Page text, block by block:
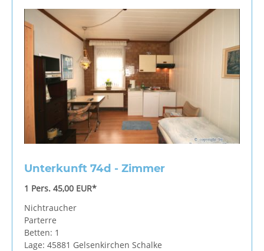
Unterkunft 74d - Zimmer
1 Pers. 45,00 EUR*
Nichtraucher
Parterre
Betten: 1
Lage: 45881 Gelsenkirchen Schalke